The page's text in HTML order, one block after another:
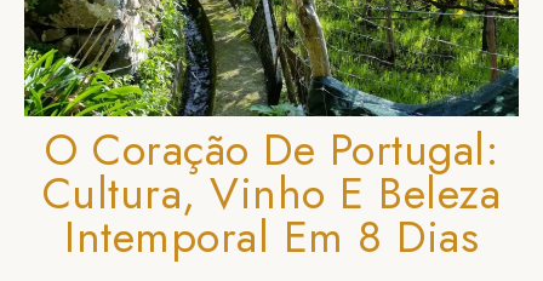
O Coração De Portugal:
Cultura, Vinho E Beleza
Intemporal Em 8 Dias